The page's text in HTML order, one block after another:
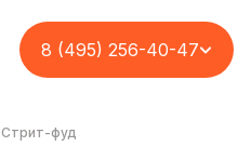
8 (495) 256-40-47
Стрит-фуд